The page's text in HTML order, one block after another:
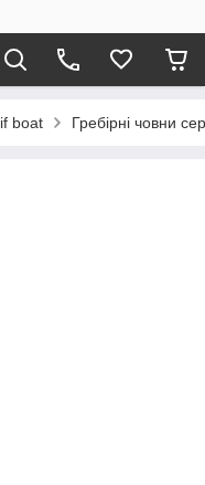
boat Гребірні човни